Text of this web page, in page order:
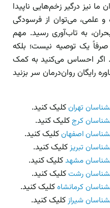
نیز درگیر زخم‌هایی ناپیدا
علمی، می‌توان از فرسودگی
به تاب‌آوری رسید. مهم
صرفاً یک توصیه نیست؛ بلکه
اگر احساس می‌کنید به کمک
رایگان روان‌درمان سر بزنید
تهرانکلیک کنید.
کرجکلیک کنید.
اصفهانکلیک کنید.
تبریزکلیک کنید.
مشهدکلیک کنید.
رشتکلیک کنید.
کرمانشاهکلیک کنید.
شیرازکلیک کنید.